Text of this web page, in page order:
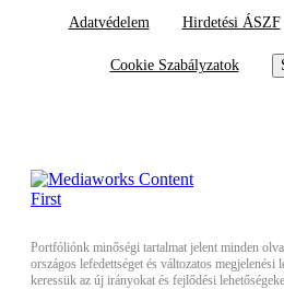
Adatvédelem Hirdetési ÁSZF
Cookie Szabályzatok
Portfóliónk minőségi tartalmat jelent minden
országos lefedettséget és változatos megjelenési
keressük az új irányokat és fejlődési